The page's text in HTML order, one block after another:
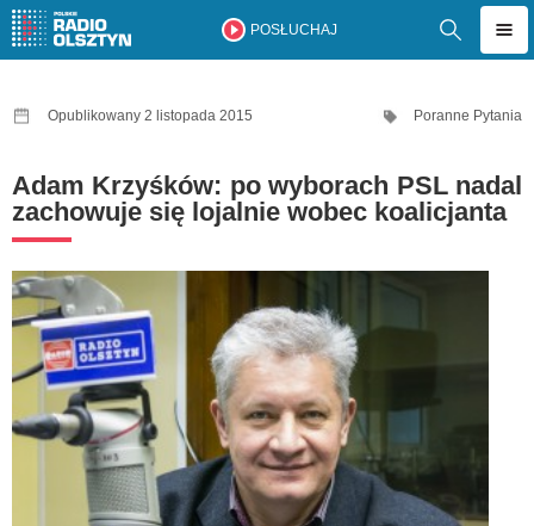
POSŁUCHAJ
Opublikowany 2 listopada 2015 Poranne Pytania
Adam Krzyśków: po wyborach PSL nadal
zachowuje się lojalnie wobec koalicjanta